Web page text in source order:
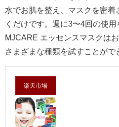
水でお肌を整え、マスクを密
くだけです。週に3〜4回の使用
MJCARE エッセンスマスクは
さまざまな種類を試すことがで
楽天市場